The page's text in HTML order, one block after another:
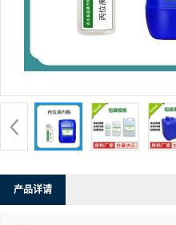
产品详请